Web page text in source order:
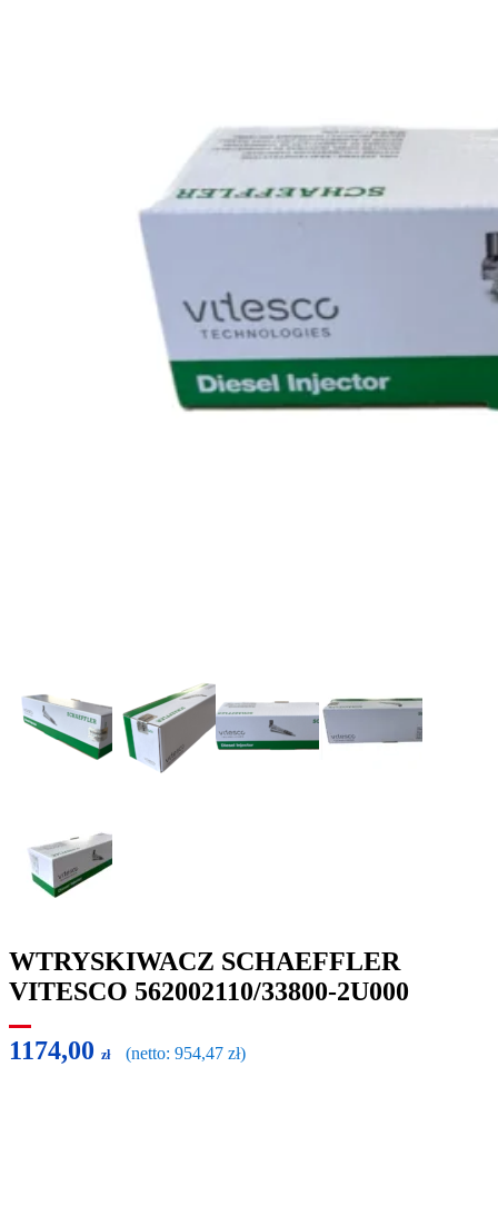
WTRYSKIWACZ SCHAEFFLER
VITESCO 562002110/33800-2U000
1174,00 zł (netto: 954,47 zł)